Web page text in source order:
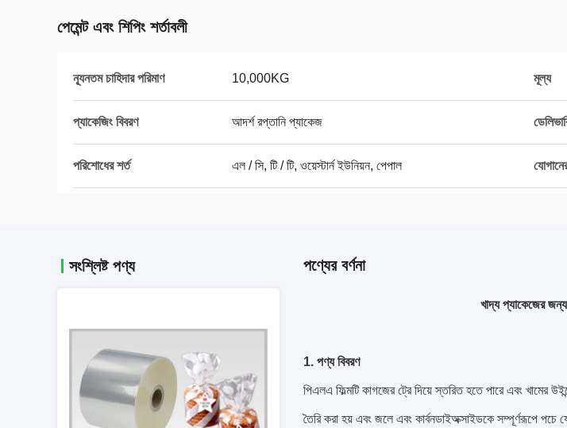
পেমেন্ট এবং শিপিং শর্তাবলী
ন্যূনতম চাহিদার পরিমাণ 10,000KG মূল্য
প্যাকেজিং বিবরণ আদর্শ রপ্তানি প্যাকেজ
পরিশোধের শর্ত এল / সি, টি / টি, ওয়েস্টার্ন ইউনিয়ন, পেপাল
সংশ্লিষ্ট পণ্য পণ্যের বর্ণনা
খাদ্য প্যাকেজের
1. পণ্য বিবরণ
পিএলএ ফিল্মটি কাগজের ট্রে দিয়ে স্তরিত হতে পারে এবং খামের
তৈরি করা হয় এবং জলে এবং কার্বনডাইঅক্সাইডকে সম্পূর্ণরূপে পচে